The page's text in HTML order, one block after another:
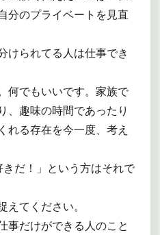
分のプライベートを見直
けられてる人は仕事でき
何でもいいです。家族で
、趣味の時間であったり
れる存在を今一度、考え
だ！」という方はそれで
てください。
事だけができる人のこと